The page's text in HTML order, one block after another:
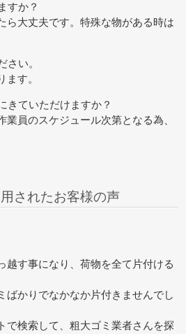
すか？
ら大丈夫です。特殊な物がある時は
さい。
ます。
きていただけますか？
業員のスケジュール次第となる為、
されたお客様の声
越す事になり、荷物を全て片付ける
ばかりでなかなか片付きませんでし
で検索して、粗大ゴミ業者さんを探